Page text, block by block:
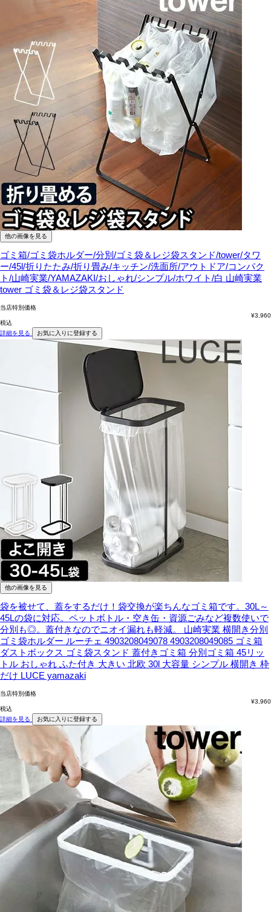
他の画像を見る
ゴミ箱/ゴミ袋ホルダー/分別/ゴミ袋＆レジ袋スタンド/tower/タワ
ー/45l/折りたたみ/折り畳み/キッチン/洗面所/アウトドア/コンパク
ト/山崎実業/YAMAZAKI/おしゃれ/シンプル/ホワイト/白 山崎実業
tower ゴミ袋＆レジ袋スタンド
当店特別価格
¥3,960
税込
詳細を見る
お気に入りに登録する
他の画像を見る
袋を被せて、蓋をするだけ！袋交換が楽ちんなゴミ箱です。30L～
45Lの袋に対応。ペットボトル・空き缶・資源ごみなど複数使いで
分別も◎。蓋付きなのでニオイ漏れも軽減。
山崎実業 横開き分別
ゴミ袋ホルダー ルーチェ 4903208049078 4903208049085 ゴミ箱
ダストボックス ゴミ袋スタンド 蓋付きゴミ箱 分別ゴミ箱 45リッ
トル おしゃれ ふた付き 大きい 北欧 30l 大容量 シンプル 横開き 枠
だけ LUCE yamazaki
当店特別価格
¥3,960
税込
詳細を見る
お気に入りに登録する